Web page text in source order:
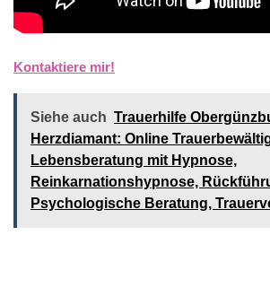
Kontaktiere mir!
Siehe auch Trauerhilfe
Herzdiamant: Online
Lebensberatung mit Hypnose,
Reinkarnationshypnose,
Psychologische Beratung,